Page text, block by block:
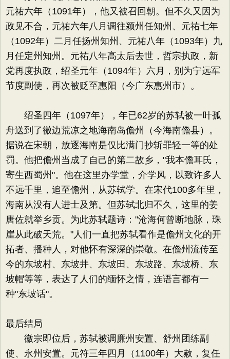
元祐六年（1091年），他又被召回朝。但不久又因为
政见不合，元祐六年八月调往颍州任知州、元祐七年
（1092年）二月任扬州知州、元祐八年（1093年）九
月任定州知州。元祐八年高太后去世，哲宗执政，新
党再度执政，绍圣元年（1094年）六月，别为宁远军
节度副使，再次被贬至惠阳（今广东惠州市）。
绍圣四年（1097年），年已62岁的苏轼被一叶孤
舟送到了徼边荒凉之地海南岛儋州（今海南儋县）。
据说在宋朝，放逐海南是仅比满门抄斩罪轻一等的处
罚。他把儋州当成了自己的第二故乡，"我本儋耳氏，
寄生西蜀州"。他在这里办学堂，介学风，以致许多人
不远千里，追至儋州，从苏轼学。在宋代100多年里，
海南从没有人进士及第。但苏轼北归不久，这里的姜
唐佐就举乡贡。为此苏轼题诗："沧海何曾断地脉，珠
崖从此破天荒。"人们一直把苏轼看作是儋州文化的开
拓者、播种人，对他怀有深深的崇敬。在儋州流传至
今的东坡村、东坡井、东坡田、东坡路、东坡桥、东
坡帽等等，表达了人们的缅怀之情，连语言都有一
种"东坡话"。
最后结局
徽宗即位后，苏轼被调廉州安置、舒州团练副
使、永州安置。元符三年四月（1100年）大赦，复任